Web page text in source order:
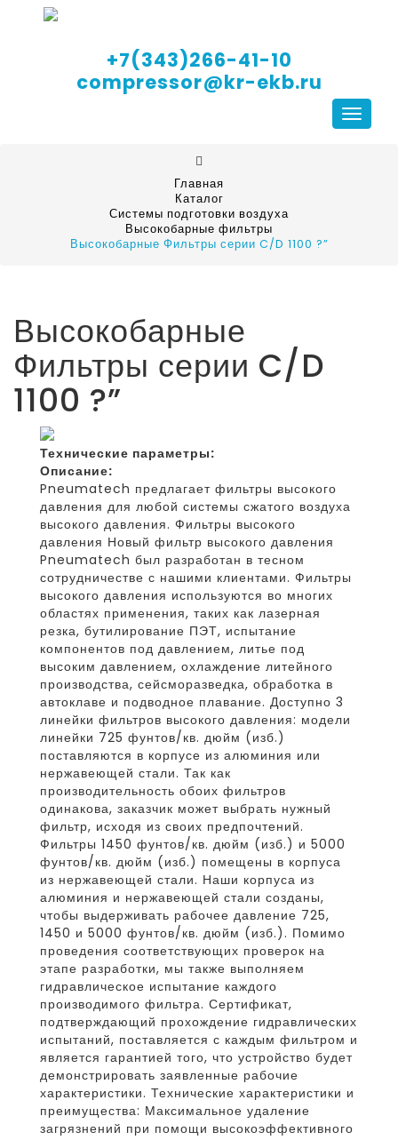
+7(343)266-41-10
compressor@kr-ekb.ru
Главная
Каталог
Системы подготовки воздуха
Высокобарные фильтры
Высокобарные Фильтры серии C/D 1100 ?”
Высокобарные
Фильтры серии C/D
1100 ?”
Технические параметры:
Описание:
Pneumatech предлагает фильтры высокого
давления для любой системы сжатого воздуха
высокого давления. Фильтры высокого
давления Новый фильтр высокого давления
Pneumatech был разработан в тесном
сотрудничестве с нашими клиентами. Фильтры
высокого давления используются во многих
областях применения, таких как лазерная
резка, бутилирование ПЭТ, испытание
компонентов под давлением, литье под
высоким давлением, охлаждение литейного
производства, сейсморазведка, обработка в
автоклаве и подводное плавание. Доступно 3
линейки фильтров высокого давления: модели
линейки 725 фунтов/кв. дюйм (изб.)
поставляются в корпусе из алюминия или
нержавеющей стали. Так как
производительность обоих фильтров
одинакова, заказчик может выбрать нужный
фильтр, исходя из своих предпочтений.
Фильтры 1450 фунтов/кв. дюйм (изб.) и 5000
фунтов/кв. дюйм (изб.) помещены в корпуса
из нержавеющей стали. Наши корпуса из
алюминия и нержавеющей стали созданы,
чтобы выдерживать рабочее давление 725,
1450 и 5000 фунтов/кв. дюйм (изб.). Помимо
проведения соответствующих проверок на
этапе разработки, мы также выполняем
гидравлическое испытание каждого
производимого фильтра. Сертификат,
подтверждающий прохождение гидравлических
испытаний, поставляется с каждым фильтром и
является гарантией того, что устройство будет
демонстрировать заявленные рабочие
характеристики. Технические характеристики и
преимущества: Максимальное удаление
загрязнений при помощи высокоэффективного